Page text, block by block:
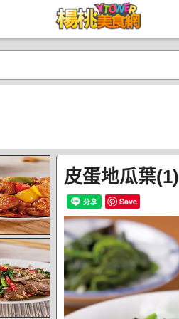
皮蛋地瓜葉(1)
Save